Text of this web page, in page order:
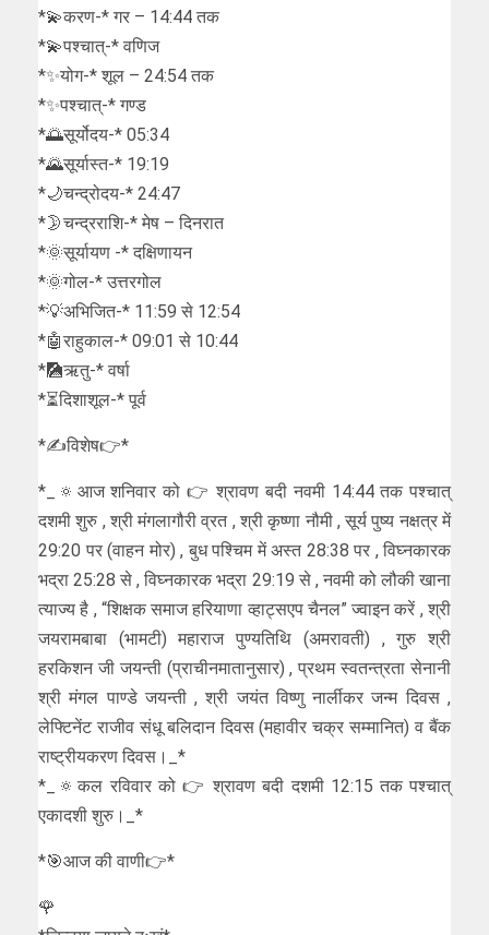
*💫करण-* गर – 14:44 तक
*💫पश्चात्-* वणिज
*✨योग-* शूल – 24:54 तक
*✨पश्चात्-* गण्ड
*🌅सूर्योदय-* 05:34
*🌄सूर्यास्त-* 19:19
*🌙चन्द्रोदय-* 24:47
*🌛चन्द्रराशि-* मेष – दिनरात
*🌞सूर्यायण -* दक्षिणायन
*🌞गोल-* उत्तरगोल
*💡अभिजित-* 11:59 से 12:54
*🤖राहुकाल-* 09:01 से 10:44
*🎑ऋतु-* वर्षा
*⏳दिशाशूल-* पूर्व
*✍विशेष👉*
*_🔅आज शनिवार को 👉 श्रावण बदी नवमी 14:44 तक पश्चात्
दशमी शुरु , श्री मंगलागौरी व्रत , श्री कृष्णा नौमी , सूर्य पुष्य नक्षत्र में
29:20 पर (वाहन मोर) , बुध पश्चिम में अस्त 28:38 पर , विघ्नकारक
भद्रा 25:28 से , विघ्नकारक भद्रा 29:19 से , नवमी को लौकी खाना
त्याज्य है , “शिक्षक समाज हरियाणा व्हाट्सएप चैनल” ज्वाइन करें , श्री
जयरामबाबा (भामटी) महाराज पुण्यतिथि (अमरावती) , गुरु श्री
हरकिशन जी जयन्ती (प्राचीनमातानुसार) , प्रथम स्वतन्त्रता सेनानी
श्री मंगल पाण्डे जयन्ती , श्री जयंत विष्‍णु नार्लीकर जन्म दिवस ,
लेफ्टिनेंट राजीव संधू बलिदान दिवस (महावीर चक्र सम्मानित) व बैंक
राष्ट्रीयकरण दिवस।_*
*_🔅कल रविवार को 👉 श्रावण बदी दशमी 12:15 तक पश्चात्
एकादशी शुरु।_*
*🎯आज की वाणी👉*
🌹